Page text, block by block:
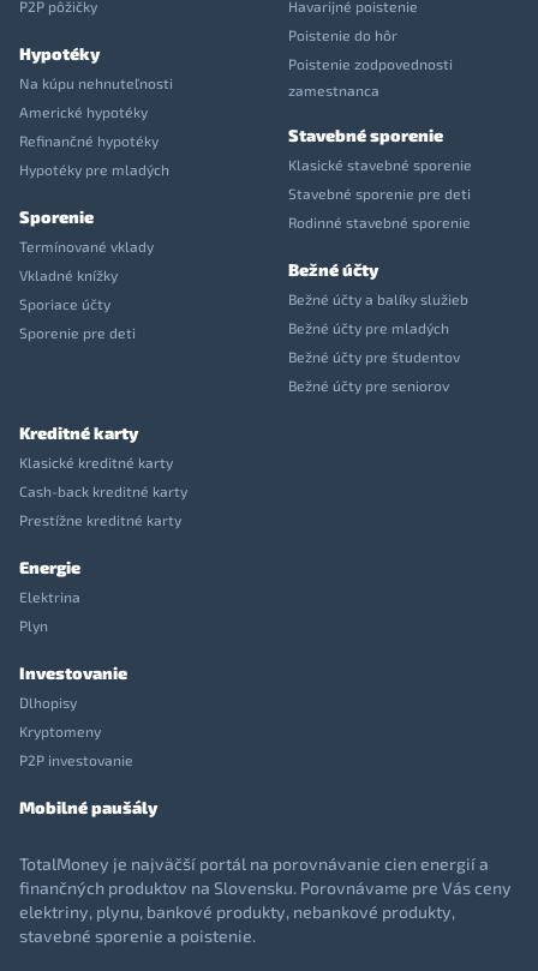
P2P pôžičky
Hypotéky
Na kúpu nehnuteľnosti
Americké hypotéky
Refinančné hypotéky
Hypotéky pre mladých
Sporenie
Termínované vklady
Vkladné knížky
Sporiace účty
Sporenie pre deti
Havarijné poistenie
Poistenie do hôr
Poistenie zodpovednosti
zamestnanca
Stavebné sporenie
Klasické stavebné sporenie
Stavebné sporenie pre deti
Rodinné stavebné sporenie
Bežné účty
Bežné účty a balíky služieb
Bežné účty pre mladých
Bežné účty pre študentov
Bežné účty pre seniorov
Kreditné karty
Klasické kreditné karty
Cash-back kreditné karty
Prestížne kreditné karty
Energie
Elektrina
Plyn
Investovanie
Dlhopisy
Kryptomeny
P2P investovanie
Mobilné paušály
TotalMoney je najväčší portál na porovnávanie cien energií a
finančných produktov na Slovensku. Porovnávame pre Vás ceny
elektriny, plynu, bankové produkty, nebankové produkty,
stavebné sporenie a poistenie.